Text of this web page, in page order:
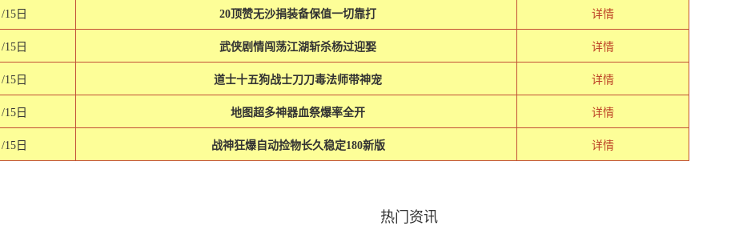
15日 20顶赞无沙捐装备保值一切靠打 详情
15日 武侠剧情闯荡江湖斩杀杨过迎娶 详情
15日 道士十五狗战士刀刀毒法师带神宠 详情
15日 地图超多神器血祭爆率全开 详情
15日 战神狂爆自动捡物长久稳定180新版 详情
热门资讯